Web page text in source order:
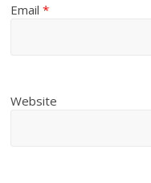
Email*
Website